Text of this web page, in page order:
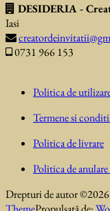
DESIDERIA -
Iasi
0731 966 153
Politica de
Termene si
Politica de livrare
Politica de
Drepturi de autor ©2026